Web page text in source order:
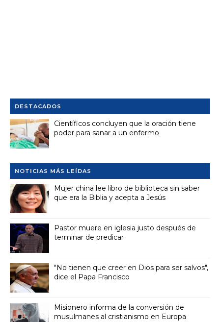
DESTACADOS
Científicos concluyen que la oración tiene
poder para sanar a un enfermo
NOTICIAS MÁS LEÍDAS
Mujer china lee libro de biblioteca sin saber
que era la Biblia y acepta a Jesús
Pastor muere en iglesia justo después de
terminar de predicar
"No tienen que creer en Dios para ser salvos",
dice el Papa Francisco
Misionero informa de la conversión de
musulmanes al cristianismo en Europa